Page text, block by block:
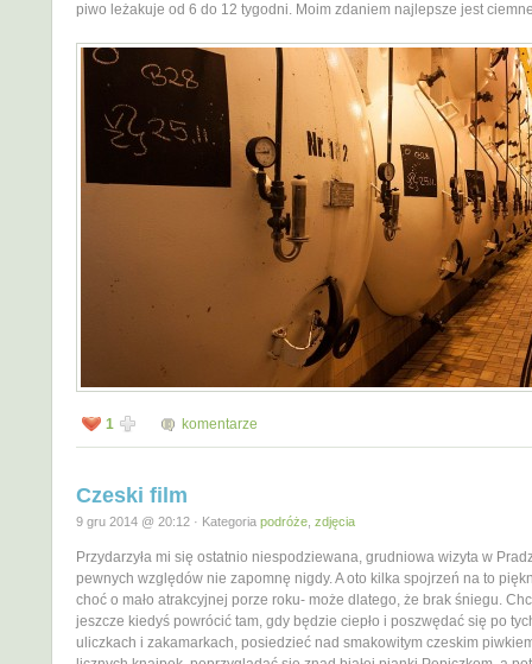
piwo leżakuje od 6 do 12 tygodni. Moim zdaniem najlepsze jest
1 komentarze
Czeski film
9 gru 2014 @ 20:12 · Kategoria podróże zdjęcia
Przydarzyła mi się ostatnio niespodziewana, grudniowa wizyta w
pewnych względów nie zapomnę nigdy. A oto kilka spojrzeń na to
choć o mało atrakcyjnej porze roku- może dlatego, że brak śniegu.
jeszcze kiedyś powrócić tam, gdy będzie ciepło i poszwędać się po
uliczkach i zakamarkach, posiedzieć nad smakowitym czeskim